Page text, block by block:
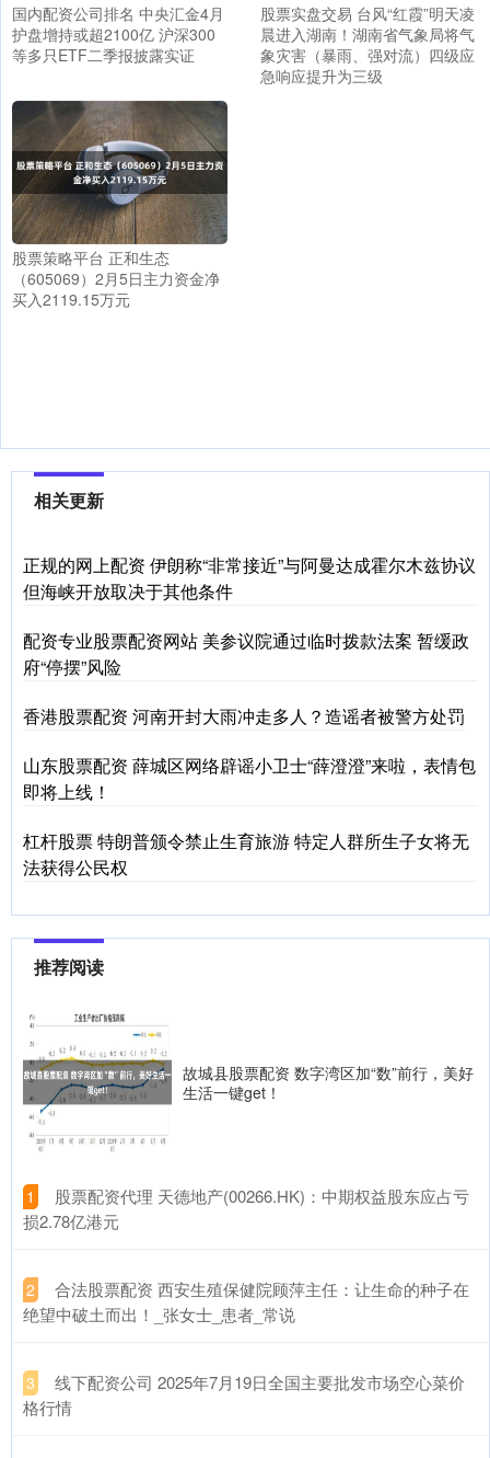
国内配资公司排名 中央汇金4月
护盘增持或超2100亿 沪深300
等多只ETF二季报披露实证
股票实盘交易 台风“红霞”明天凌
晨进入湖南！湖南省气象局将气
象灾害（暴雨、强对流）四级应
急响应提升为三级
股票策略平台 正和生态
（605069）2月5日主力资金净
买入2119.15万元
相关更新
正规的网上配资 伊朗称“非常接近”与阿曼达成霍尔木兹协议
但海峡开放取决于其他条件
配资专业股票配资网站 美参议院通过临时拨款法案 暂缓政
府“停摆”风险
香港股票配资 河南开封大雨冲走多人？造谣者被警方处罚
山东股票配资 薛城区网络辟谣小卫士“薛澄澄”来啦，表情包
即将上线！
杠杆股票 特朗普颁令禁止生育旅游 特定人群所生子女将无
法获得公民权
推荐阅读
故城县股票配资 数字湾区加“数”前行，美好
生活一键get！
1
​股票配资代理 天德地产(00266.HK)：中期权益股东应占亏
损2.78亿港元
2
​合法股票配资 西安生殖保健院顾萍主任：让生命的种子在
绝望中破土而出！_张女士_患者_常说
3
​线下配资公司 2025年7月19日全国主要批发市场空心菜价
格行情